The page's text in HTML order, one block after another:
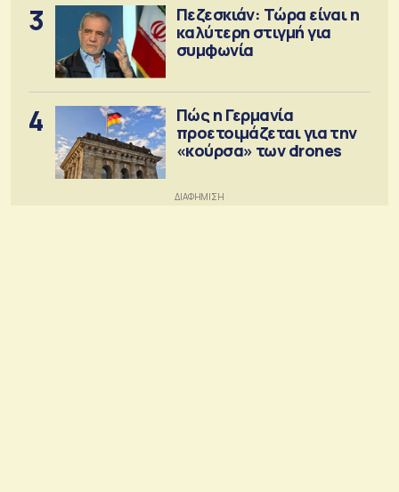
3
Πεζεσκιάν: Τώρα είναι η
καλύτερη στιγμή για
συμφωνία
4
Πώς η Γερμανία
προετοιμάζεται για την
«κούρσα» των drones